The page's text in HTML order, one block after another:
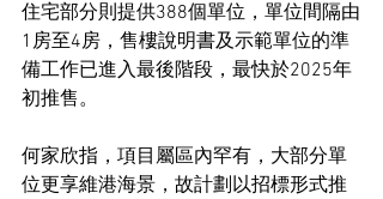
住宅部分則提供388個單位，單位間隔由
1房至4房，售樓說明書及示範單位的準
備工作已進入最後階段，最快於2025年
初推售。
何家欣指，項目屬區內罕有，大部分單
位更享維港海景，故計劃以招標形式推